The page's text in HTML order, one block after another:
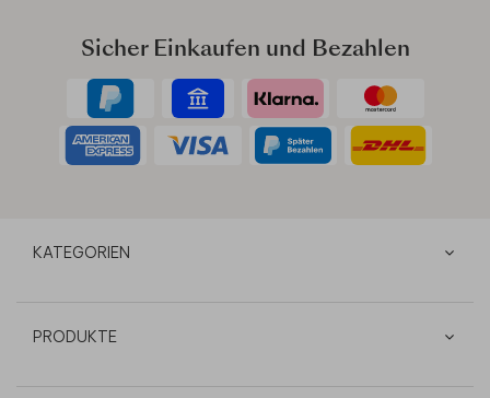
Sicher Einkaufen und Bezahlen
KATEGORIEN
PRODUKTE